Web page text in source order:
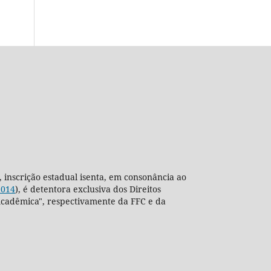
inscrição estadual isenta, em consonância ao
), é detentora exclusiva dos Direitos
respectivamente da FFC e da